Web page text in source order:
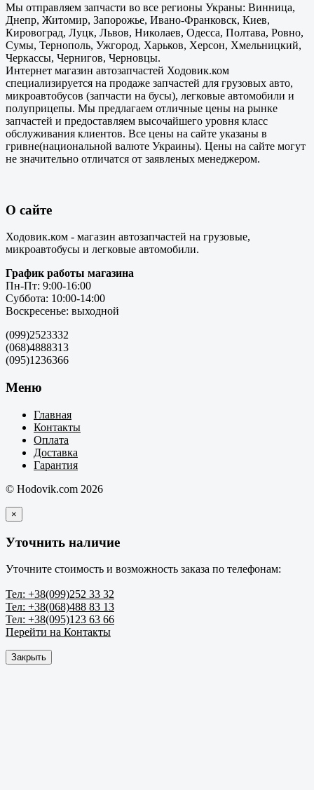
Мы отправляем запчасти во все регионы Украны: Винница,
Днепр, Житомир, Запорожье, Ивано-Франковск, Киев,
Кировоград, Луцк, Львов, Николаев, Одесса, Полтава, Ровно,
Сумы, Тернополь, Ужгород, Харьков, Херсон, Хмельницкий,
Черкассы, Чернигов, Черновцы.
Интернет магазин автозапчастей Ходовик.ком
специализируется на продаже запчастей для грузовых авто,
микроавтобусов (запчасти на бусы), легковые автомобили и
полуприцепы. Мы предлагаем отличные цены на рынке
запчастей и предоставляем высочайшего уровня класс
обслуживания клиентов. Все цены на сайте указаны в
гривне(национальной валюте Украины). Цены на сайте могут
не значительно отличатся от заявленых менеджером.
О сайте
Ходовик.ком - магазин автозапчастей на грузовые,
микроавтобусы и легковые автомобили.
График работы магазина
Пн-Пт: 9:00-16:00
Суббота: 10:00-14:00
Воскресенье: выходной
(099)2523332
(068)4888313
(095)1236366
Меню
Главная
Контакты
Оплата
Доставка
Гарантия
© Hodovik.com 2026
×
Уточнить наличие
Уточните стоимость и возможность заказа по телефонам:
Тел: +38(099)252 33 32
Тел: +38(068)488 83 13
Тел: +38(095)123 63 66
Перейти на Контакты
Закрыть